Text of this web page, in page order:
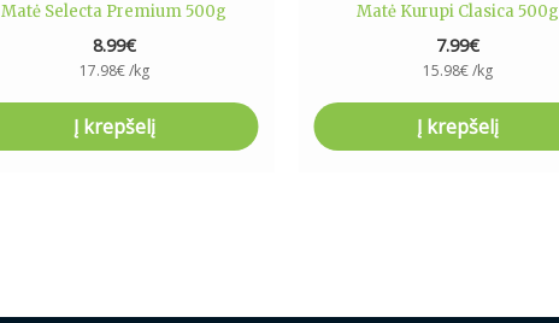
Matė Selecta Premium 500g
8.99€
17.98€/kg
Į krepšelį
Matė Kurupi Clasica 500g
7.99€
15.98€/kg
Į krepšelį